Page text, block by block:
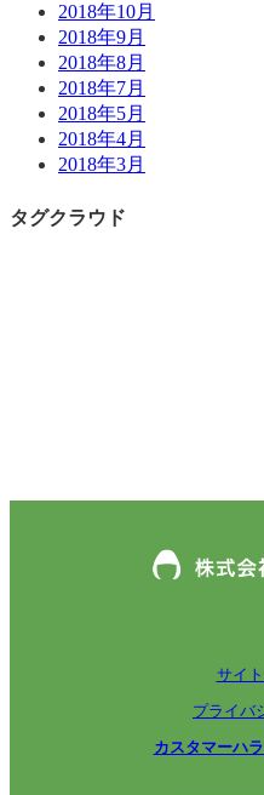
2018年10月
2018年9月
2018年8月
2018年7月
2018年5月
2018年4月
2018年3月
タグクラウド
サイ
プライバ
カスタマーハ